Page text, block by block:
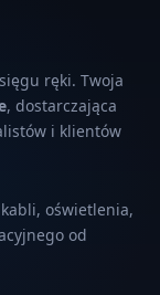
ręki. Twoja
, dostarczająca
i klientów
oświetlenia,
od